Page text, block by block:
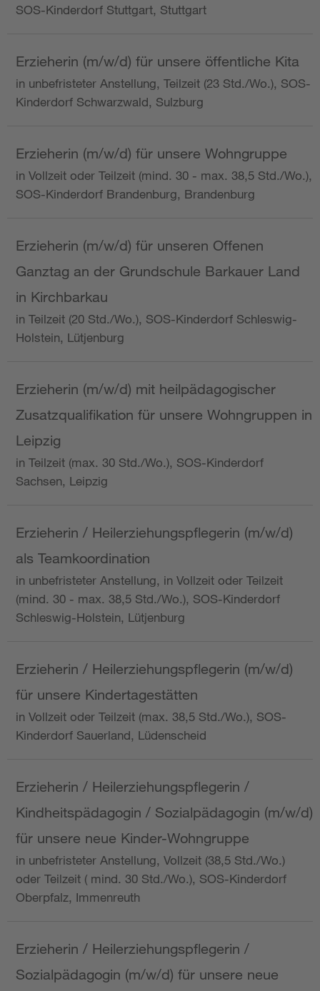
SOS-Kinderdorf Stuttgart, Stuttgart
Erzieherin (m/w/d) für unsere öffentliche Kita
in unbefristeter Anstellung, Teilzeit (23 Std./Wo.), SOS-
Kinderdorf Schwarzwald, Sulzburg
Erzieherin (m/w/d) für unsere Wohngruppe
in Vollzeit oder Teilzeit (mind. 30 - max. 38,5 Std./Wo.),
SOS-Kinderdorf Brandenburg, Brandenburg
Erzieherin (m/w/d) für unseren Offenen
Ganztag an der Grundschule Barkauer Land
in Kirchbarkau
in Teilzeit (20 Std./Wo.), SOS-Kinderdorf Schleswig-
Holstein, Lütjenburg
Erzieherin (m/w/d) mit heilpädagogischer
Zusatzqualifikation für unsere Wohngruppen in
Leipzig
in Teilzeit (max. 30 Std./Wo.), SOS-Kinderdorf
Sachsen, Leipzig
Erzieherin / Heilerziehungspflegerin (m/w/d)
als Teamkoordination
in unbefristeter Anstellung, in Vollzeit oder Teilzeit
(mind. 30 - max. 38,5 Std./Wo.), SOS-Kinderdorf
Schleswig-Holstein, Lütjenburg
Erzieherin / Heilerziehungspflegerin (m/w/d)
für unsere Kindertagestätten
in Vollzeit oder Teilzeit (max. 38,5 Std./Wo.), SOS-
Kinderdorf Sauerland, Lüdenscheid
Erzieherin / Heilerziehungspflegerin /
Kindheitspädagogin / Sozialpädagogin (m/w/d)
für unsere neue Kinder-Wohngruppe
in unbefristeter Anstellung, Vollzeit (38,5 Std./Wo.)
oder Teilzeit ( mind. 30 Std./Wo.), SOS-Kinderdorf
Oberpfalz, Immenreuth
Erzieherin / Heilerziehungspflegerin /
Sozialpädagogin (m/w/d) für unsere neue